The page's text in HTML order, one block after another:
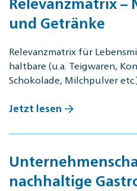
und Getränke
Relevanzmatrix für
haltbare (u.a. Teigwaren,
Schokolade, Milchpulver
Jetzt lesen
nachhaltige